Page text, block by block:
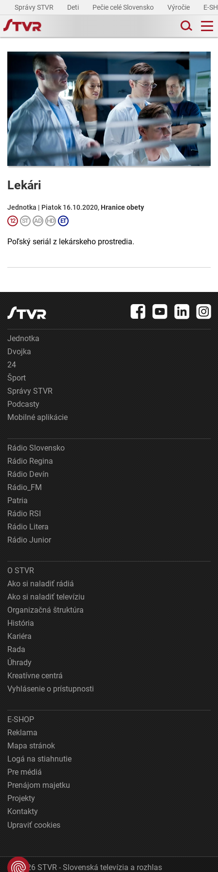
Správy STVR Deti Pečie celé Slovensko Výročie E-
Lekári
Jednotka | Piatok 16.10.2020, Hranice obety
Poľský seriál z lekárskeho prostredia.
Jednotka
Dvojka
24
Šport
Správy STVR
Podcasty
Mobilné aplikácie
Rádio Slovensko
Rádio Regina
Rádio Devín
Rádio_FM
Patria
Rádio RSI
Rádio Litera
Rádio Junior
O STVR
Ako si naladiť rádiá
Ako si naladiť televíziu
Organizačná štruktúra
História
Kariéra
Rada
Úhrady
Kreatívne centrá
Vyhlásenie o prístupnosti
E-SHOP
Reklama
Mapa stránok
Logá na stiahnutie
Pre médiá
Prenájom majetku
Projekty
Kontakty
Upraviť cookies
© 2026 STVR - Slovenská televízia a rozhlas